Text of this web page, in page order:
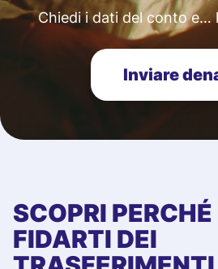
Chiedi i dati del conto e…
Inviare
SCOPRI
FIDARTI DEI